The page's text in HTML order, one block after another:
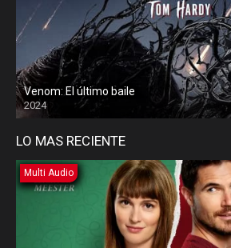
Venom: El último baile
2024
LO MAS RECIENTE
Multi Audio